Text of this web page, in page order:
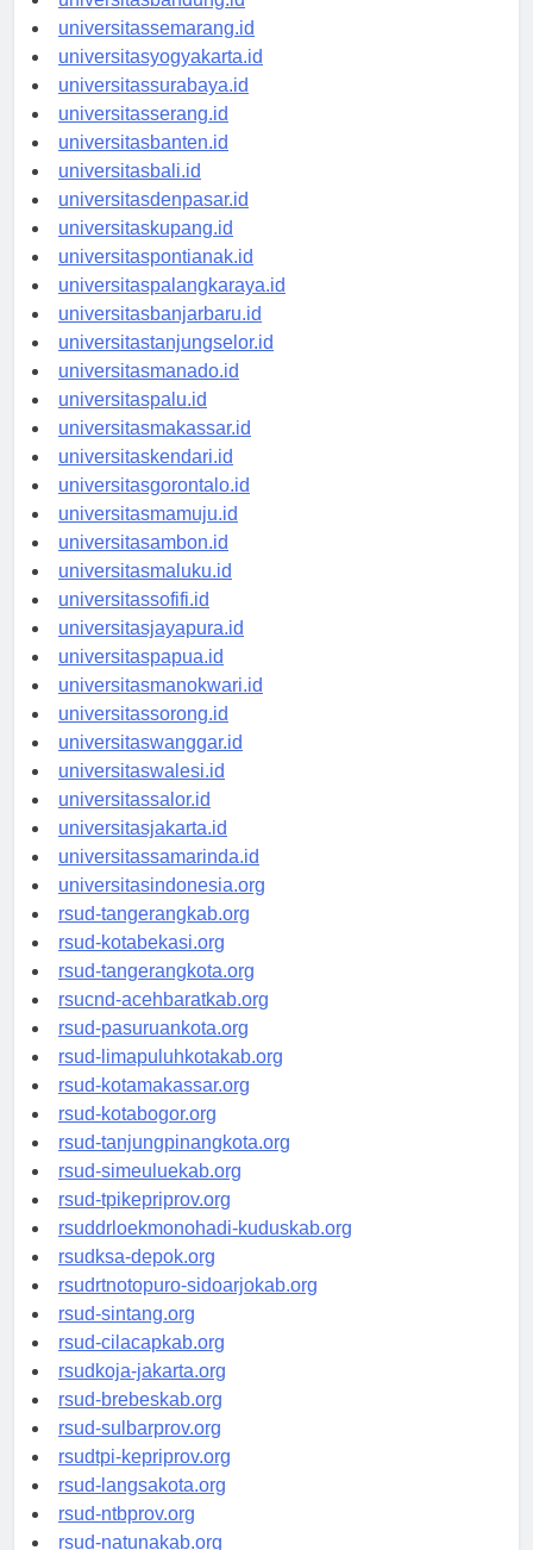
universitasbandung.id
universitassemarang.id
universitasyogyakarta.id
universitassurabaya.id
universitasserang.id
universitasbanten.id
universitasbali.id
universitasdenpasar.id
universitaskupang.id
universitaspontianak.id
universitaspalangkaraya.id
universitasbanjarbaru.id
universitastanjungselor.id
universitasmanado.id
universitaspalu.id
universitasmakassar.id
universitaskendari.id
universitasgorontalo.id
universitasmamuju.id
universitasambon.id
universitasmaluku.id
universitassofifi.id
universitasjayapura.id
universitaspapua.id
universitasmanokwari.id
universitassorong.id
universitaswanggar.id
universitaswalesi.id
universitassalor.id
universitasjakarta.id
universitassamarinda.id
universitasindonesia.org
rsud-tangerangkab.org
rsud-kotabekasi.org
rsud-tangerangkota.org
rsucnd-acehbaratkab.org
rsud-pasuruankota.org
rsud-limapuluhkotakab.org
rsud-kotamakassar.org
rsud-kotabogor.org
rsud-tanjungpinangkota.org
rsud-simeuluekab.org
rsud-tpikepriprov.org
rsuddrloekmonohadi-kuduskab.org
rsudksa-depok.org
rsudrtnotopuro-sidoarjokab.org
rsud-sintang.org
rsud-cilacapkab.org
rsudkoja-jakarta.org
rsud-brebeskab.org
rsud-sulbarprov.org
rsudtpi-kepriprov.org
rsud-langsakota.org
rsud-ntbprov.org